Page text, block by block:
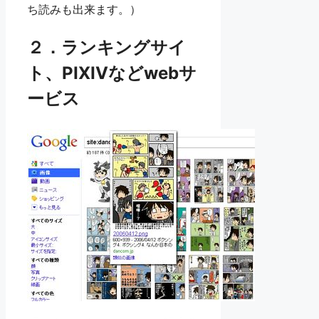
ち読みも出来ます。）
２．ランキングサイ
ト、PIXIVなどwebサ
ービス